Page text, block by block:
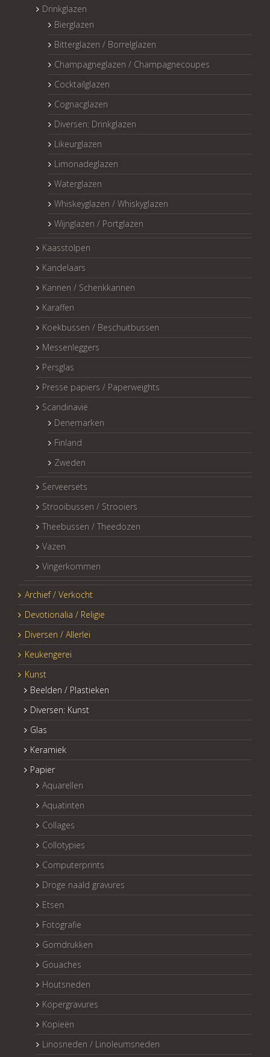
Drinkglazen
Bierglazen
Bitterglazen / Borrelglazen
Champagneglazen / Champagnecoupes
Cocktailglazen
Cognacglazen
Diversen: Drinkglazen
Likeurglazen
Limonadeglazen
Waterglazen
Whiskeyglazen / Whiskyglazen
Wijnglazen / Portglazen
Kaasstolpen
Kandelaars
Kannen / Schenkkannen
Karaffen
Koekbussen / Beschuitbussen
Messenleggers
Persglas
Presse papiers / Paperweights
Scandinavië
Denemarken
Finland
Zweden
Serveersets
Strooibussen / Strooiers
Theebussen / Theedozen
Vazen
Vingerkommen
Archief / Verkocht
Devotionalia / Religie
Diversen / Allerlei
Keukengerei
Kunst
Beelden / Plastieken
Diversen: Kunst
Glas
Keramiek
Papier
Aquarellen
Aquatinten
Collages
Collotypies
Computerprints
Droge naald gravures
Etsen
Fotografie
Gomdrukken
Gouaches
Houtsneden
Kopergravures
Kopieën
Linosneden / Linoleumsneden